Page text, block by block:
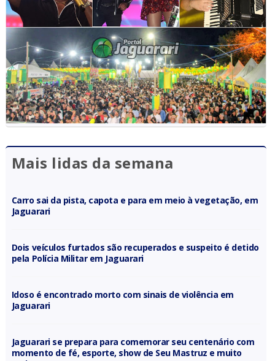
Mais lidas da semana
Carro sai da pista, capota e para em meio à vegetação, em
Jaguarari
Dois veículos furtados são recuperados e suspeito é detido
pela Polícia Militar em Jaguarari
Idoso é encontrado morto com sinais de violência em
Jaguarari
Jaguarari se prepara para comemorar seu centenário com
momento de fé, esporte, show de Seu Mastruz e muito